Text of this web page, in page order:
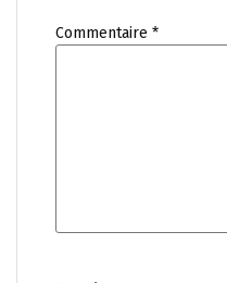
Commentaire *